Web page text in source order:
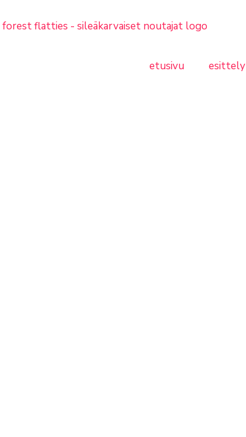
etusivu esittely